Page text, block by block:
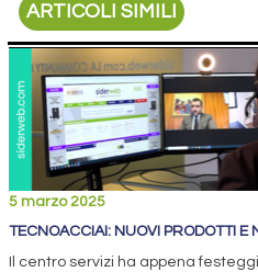
ARTICOLI SIMILI
5 marzo 2025
TECNOACCIAI: NUOVI PRODOTTI E
Il centro servizi ha appena